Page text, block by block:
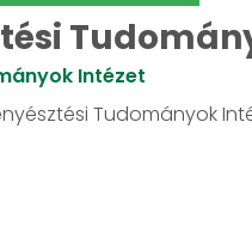
Intézet
Tudományok